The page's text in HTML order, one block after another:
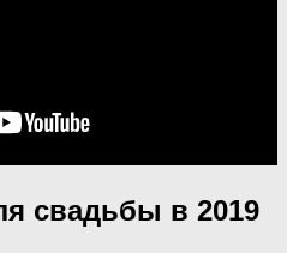
свадьбы в 2019